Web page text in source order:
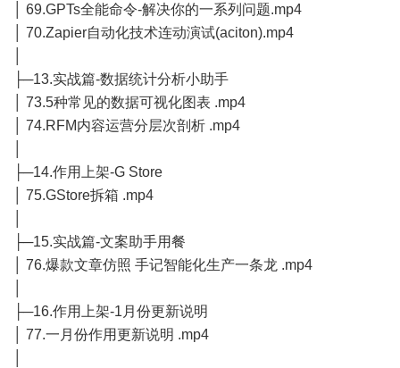
│ 69.GPTs全能命令-解决你的一系列问题.mp4
│ 70.Zapier自动化技术连动演试(aciton).mp4
├─13.实战篇-数据统计分析小助手
│ 73.5种常见的数据可视化图表 .mp4
│ 74.RFM内容运营分层次剖析 .mp4
├─14.作用上架-G Store
│ 75.GStore拆箱 .mp4
├─15.实战篇-文案助手用餐
│ 76.爆款文章仿照 手记智能化生产一条龙 .mp4
├─16.作用上架-1月份更新说明
│ 77.一月份作用更新说明 .mp4